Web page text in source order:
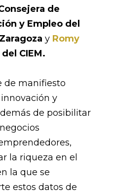
de
y Empleo del
y Romy
CIEM.
de manifiesto
y
de posibilitar
la riqueza en el
la que se
estos datos de